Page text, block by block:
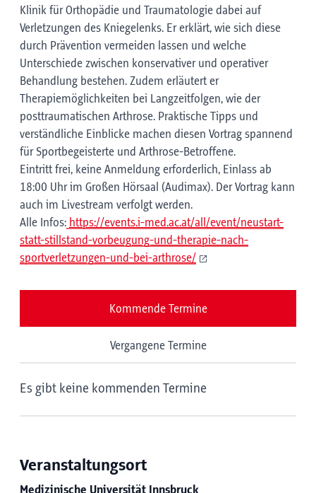
Klinik für Orthopädie und Traumatologie dabei auf
Verletzungen des Kniegelenks. Er erklärt, wie sich diese
durch Prävention vermeiden lassen und welche
Unterschiede zwischen konservativer und operativer
Behandlung bestehen. Zudem erläutert er
Therapiemöglichkeiten bei Langzeitfolgen, wie der
posttraumatischen Arthrose. Praktische Tipps und
verständliche Einblicke machen diesen Vortrag spannend
für Sportbegeisterte und Arthrose-Betroffene.
Eintritt frei, keine Anmeldung erforderlich, Einlass ab
18:00 Uhr im Großen Hörsaal (Audimax). Der Vortrag kann
auch im Livestream verfolgt werden.
Alle Infos: https://events.i-med.ac.at/all/event/neustart-
statt-stillstand-vorbeugung-und-therapie-nach-
sportverletzungen-und-bei-arthrose/
Kommende Termine
Vergangene Termine
Es gibt keine kommenden Termine
Veranstaltungsort
Medizinische Universität Innsbruck